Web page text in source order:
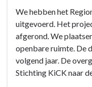
werkende
gemeente
Doelen
acties
We hebben het
uitgevoerd. Het
afgerond. We
openbare ruimte. De
volgend jaar. De
Stichting KiCK naar